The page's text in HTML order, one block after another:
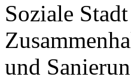
Soziale
und